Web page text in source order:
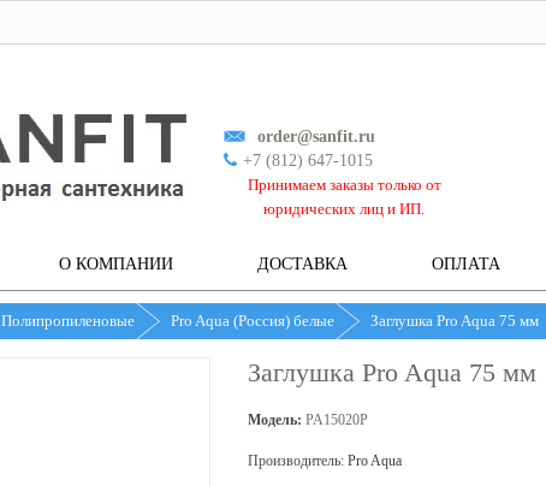
order@sanfit.ru
+7 (812) 647-1015
Принимаем заказы только от
юридических лиц и ИП.
О КОМПАНИИ ДОСТАВКА ОПЛАТА
Полипропиленовые Pro Aqua (Россия) белые Заглушка Pro Aqua 75 мм
Заглушка Pro Aqua 75 мм
Модель: PA15020P
Производитель: Pro Aqua